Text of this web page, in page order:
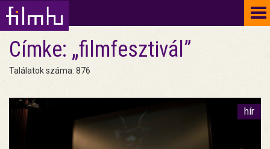
Címke: „filmfesztivál”
Találatok száma: 876
hír